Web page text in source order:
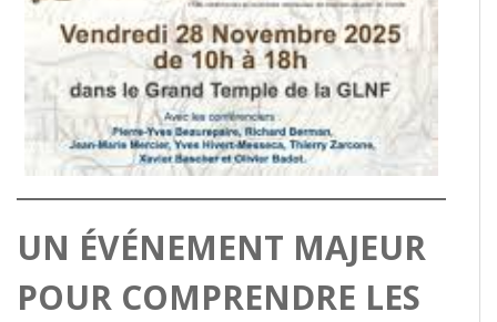
UN ÉVÉNEMENT MAJEUR
POUR COMPRENDRE LES